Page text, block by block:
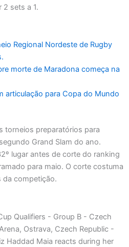
sets a 1.
Regional Nordeste de Rugby
morte de Maradona começa na
articulação para Copa do Mundo
torneios preparatórios para
Grand Slam do ano.
lugar antes de corte do ranking
para maio. O corte costuma
da competição.